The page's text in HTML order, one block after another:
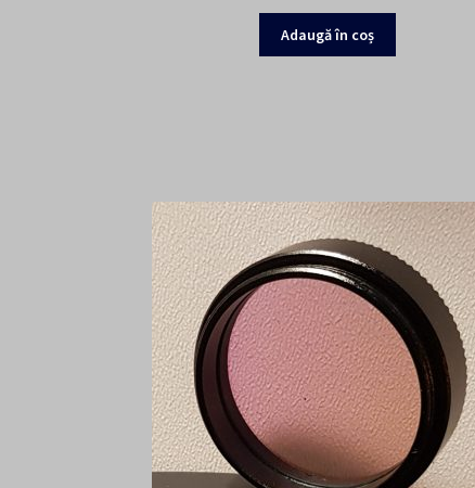
Adaugă în coș